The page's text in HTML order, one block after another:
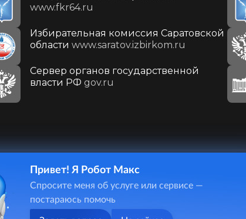
www.fkr64.ru
Избирательная комиссия Саратовской
области www.saratov.izbirkom.ru
Сервер органов государственной
власти РФ gov.ru
410031, г. Саратов, ул. Первомайская, д. 78
+7(8452)26-02-49
Привет! Я Робот Макс
Спросите меня об услуге или сервисе —
постараюсь помочь